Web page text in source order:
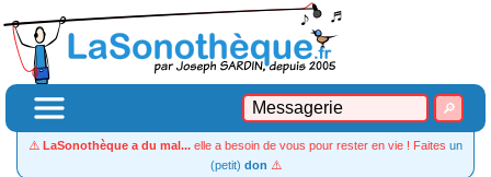
⚠️ LaSonothèque a du mal... elle a besoin de vous pour rester en vie ! Faites un
(petit) don ⚠️